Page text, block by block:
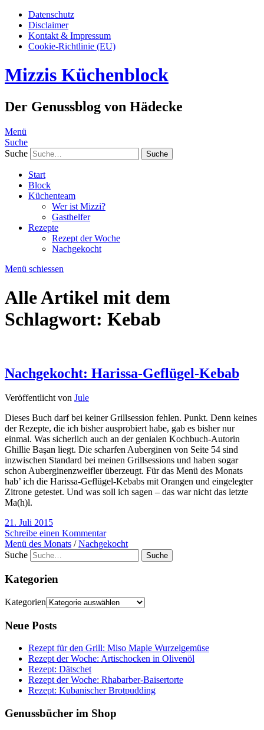
Datenschutz
Disclaimer
Kontakt & Impressum
Cookie-Richtlinie (EU)
Mizzis Küchenblock
Der Genussblog von Hädecke
Menü
Suche
Suche
Start
Block
Küchenteam
Wer ist Mizzi?
Gasthelfer
Rezepte
Rezept der Woche
Nachgekocht
Menü schiessen
Alle Artikel mit dem
Schlagwort: Kebab
Nachgekocht: Harissa-Geflügel-Kebab
Veröffentlicht von Jule
Dieses Buch darf bei keiner Grillsession fehlen. Punkt. Denn keines
der Rezepte, die ich bisher ausprobiert habe, gab es bisher nur
einmal. Was sicherlich auch an der genialen Kochbuch-Autorin
Ghillie Başan liegt. Die scharfen Auberginen von Seite 54 sind
inzwischen Standard bei meinen Grillsessions und haben sogar
schon Auberginenzweifler überzeugt. Für das Menü des Monats
hab’ ich die Harissa-Geflügel-Kebabs mit Orangen und eingelegter
Zitrone getestet. Und was soll ich sagen – das war nicht das letzte
Ma(h)l.
21. Juli 2015
Schreibe einen Kommentar
Menü des Monats /Nachgekocht
Suche
Kategorien
Kategorien
Neue Posts
Rezept für den Grill: Miso Maple Wurzelgemüse
Rezept der Woche: Artischocken in Olivenöl
Rezept: Dätschet
Rezept der Woche: Rhabarber-Baisertorte
Rezept: Kubanischer Brotpudding
Genussbücher im Shop